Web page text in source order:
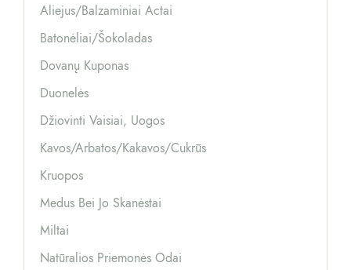
Aliejus/balzaminiai Actai
Batonėliai/šokoladas
Dovanų Kuponas
Duonelės
Džiovinti Vaisiai, Uogos
Kavos/arbatos/kakavos/cukrūs
Kruopos
Medus Bei Jo Skanėstai
Miltai
Natūralios Priemonės Odai